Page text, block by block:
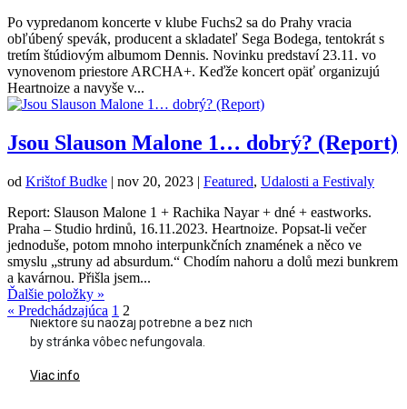
Po vypredanom koncerte v klube Fuchs2 sa do Prahy vracia
obľúbený spevák, producent a skladateľ Sega Bodega, tentokrát s
tretím štúdiovým albumom Dennis. Novinku predstaví 23.11. vo
vynovenom priestore ARCHA+. Keďže koncert opäť organizujú
Heartnoize a navyše v...
Jsou Slauson Malone 1… dobrý? (Report)
od Krištof Budke | nov 20, 2023 | Featured, Udalosti a Festivaly
Report: Slauson Malone 1 + Rachika Nayar + dné + eastworks.
Praha – Studio hrdinů, 16.11.2023. Heartnoize. Popsat-li večer
jednoduše, potom mnoho interpunkčních znamének a něco ve
smyslu „struny ad absurdum.“ Chodím nahoru a dolů mezi bunkrem
a kavárnou. Přišla jsem...
Ďalšie položky »
« Predchádzajúca 1 2